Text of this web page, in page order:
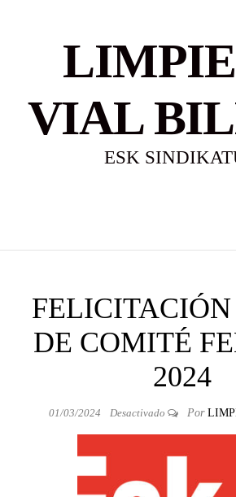
VIAL
ESK
DE COMITÉ
2024
01/03/2024 Desactivado Por